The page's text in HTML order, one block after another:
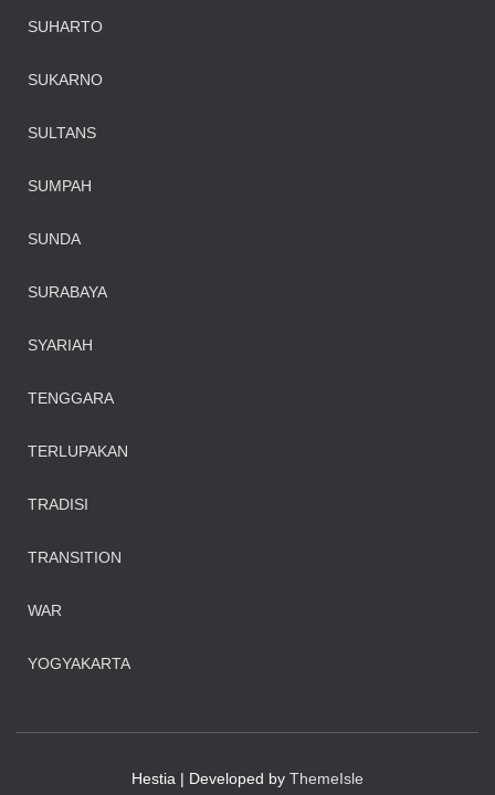
SUHARTO
SUKARNO
SULTANS
SUMPAH
SUNDA
SURABAYA
SYARIAH
TENGGARA
TERLUPAKAN
TRADISI
TRANSITION
WAR
YOGYAKARTA
Hestia | Developed by ThemeIsle